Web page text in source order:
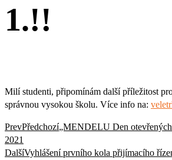
1.!!
Milí studenti, připomínám další příležitost
správnou vysokou školu. Více info na:
PrevPředchozí„MENDELU Den
2021
DalšíVyhlášení prvního kola přijímacího